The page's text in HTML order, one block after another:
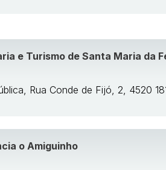
e Turismo de Santa Maria da
Rua Conde de Fijó, 2, 4520
o Amiguinho